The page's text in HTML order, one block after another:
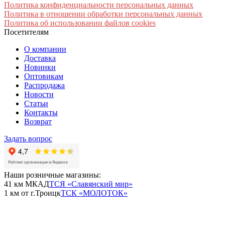
Политика конфиденциальности персональных данных
Политика в отношении обработки персональных данных
Политика об использовании файлов cookies
Посетителям
О компании
Доставка
Новинки
Оптовикам
Распродажа
Новости
Статьи
Контакты
Возврат
Задать вопрос
Наши розничные магазины:
41 км МКАДТСЯ «Славянский мир»
1 км от г.ТроицкТСК «МОЛОТОК»